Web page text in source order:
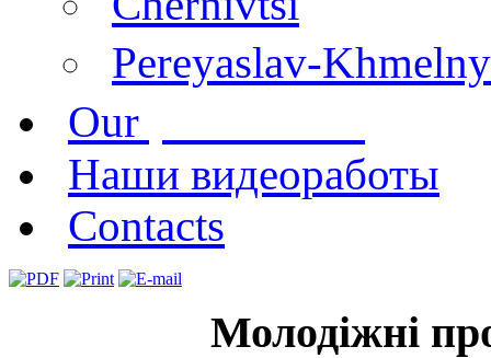
Pereyaslav-
Our
Наши видеоработы
Contacts
Молодіжні